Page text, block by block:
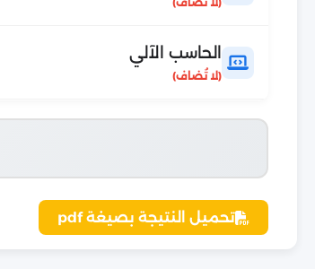
الحاسب الآلي
تحميل النتيجة بصيغة pdf